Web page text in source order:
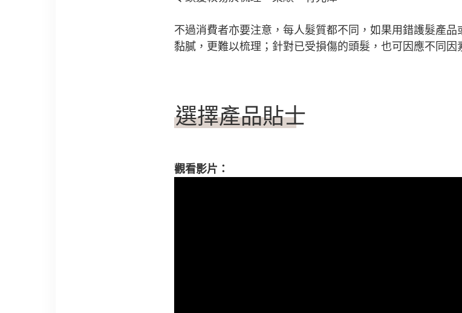
不過消費者亦要注意，每人髮質都不同，如果用錯護髮產
黏膩，更難以梳理；針對已受損傷的頭髮，也可因應不同因
選擇產品貼士
觀看影片：